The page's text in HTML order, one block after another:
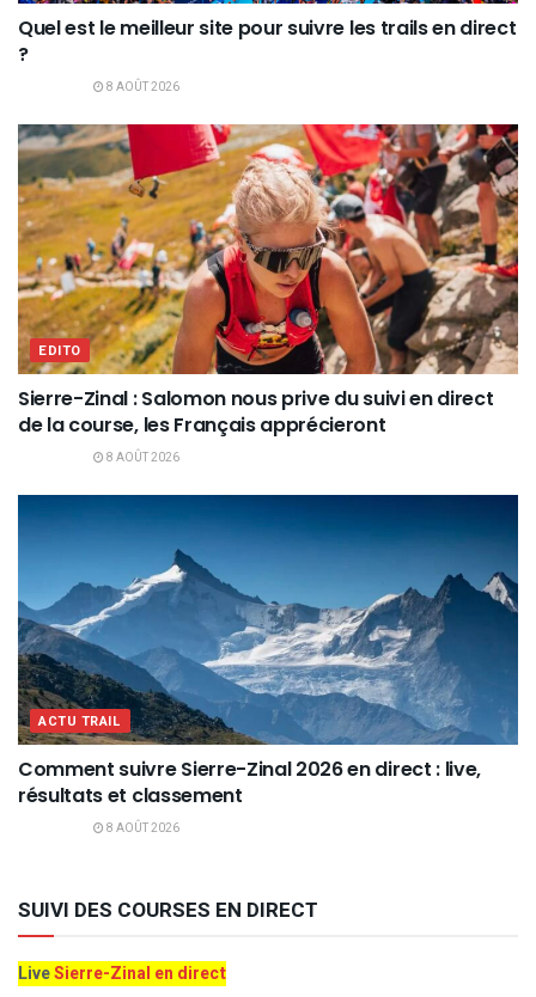
Quel est le meilleur site pour suivre les trails en direct
?
8 AOÛT 2026
EDITO
Sierre-Zinal : Salomon nous prive du suivi en direct
de la course, les Français apprécieront
8 AOÛT 2026
ACTU TRAIL
Comment suivre Sierre-Zinal 2026 en direct : live,
résultats et classement
8 AOÛT 2026
SUIVI DES COURSES EN DIRECT
LiveSierre-Zinal en direct